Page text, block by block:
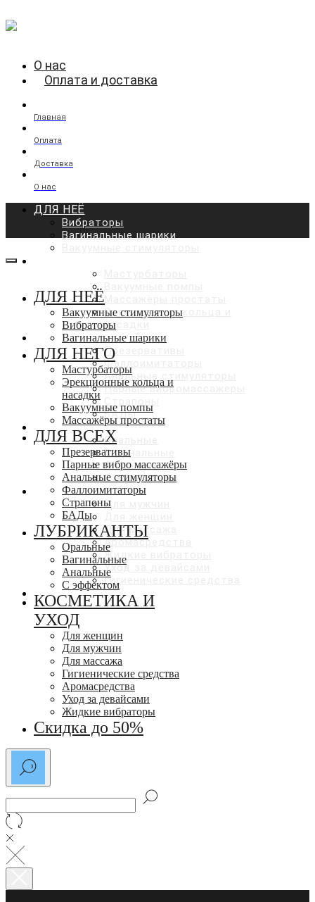
О нас
Оплата и доставка
Главная
Оплата
Доставка
О нас
ДЛЯ НЕЁ
Вибраторы
Вагинальные шарики
Эрекционные кольца и
насадки
ДЛЯ ВСЕХ
Презервативы
Фаллоимитаторы
Анальные стимуляторы
Парные вибромассажеры
БАДы
ЛУБРИКАНТЫ
Оральные
Вагинальные
Анальные
С эффектами
КОСМЕТИКА И УХОД
Для мужчин
Для массажа
Аромасредства
Жидкие вибраторы
Уход за девайсами
Гигиенические средства
СКИДКИ ДО 50%
ДЛЯ НЕЁ
Вакуумные стимуляторы
Вибраторы
Вагинальные шарики
ДЛЯ НЕГО
Мастурбаторы
Эрекционные кольца и
насадки
Вакуумные помпы
Массажёры простаты
ДЛЯ ВСЕХ
Презервативы
Парные вибро массажёры
Анальные стимуляторы
Фаллоимитаторы
Страпоны
БАДы
ЛУБРИКАНТЫ
Оральные
Вагинальные
Анальные
С эффектом
КОСМЕТИКА И
УХОД
Для женщин
Для мужчин
Для массажа
Гигиенические средства
Аромасредства
Уход за девайсами
Жидкие вибраторы
Скидка до 50%